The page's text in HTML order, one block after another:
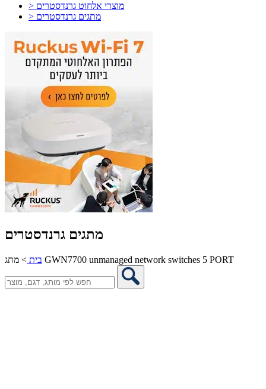
> מוצרי אלחוט גרנדסטרים
> מתגים גרנדסטרים
מתגים גרנדסטרים
בית > מתג GWN7700 unmanaged network switches 5 PORT